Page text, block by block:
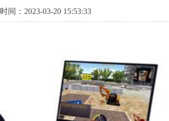
时间：2023-03-20 15:53:33